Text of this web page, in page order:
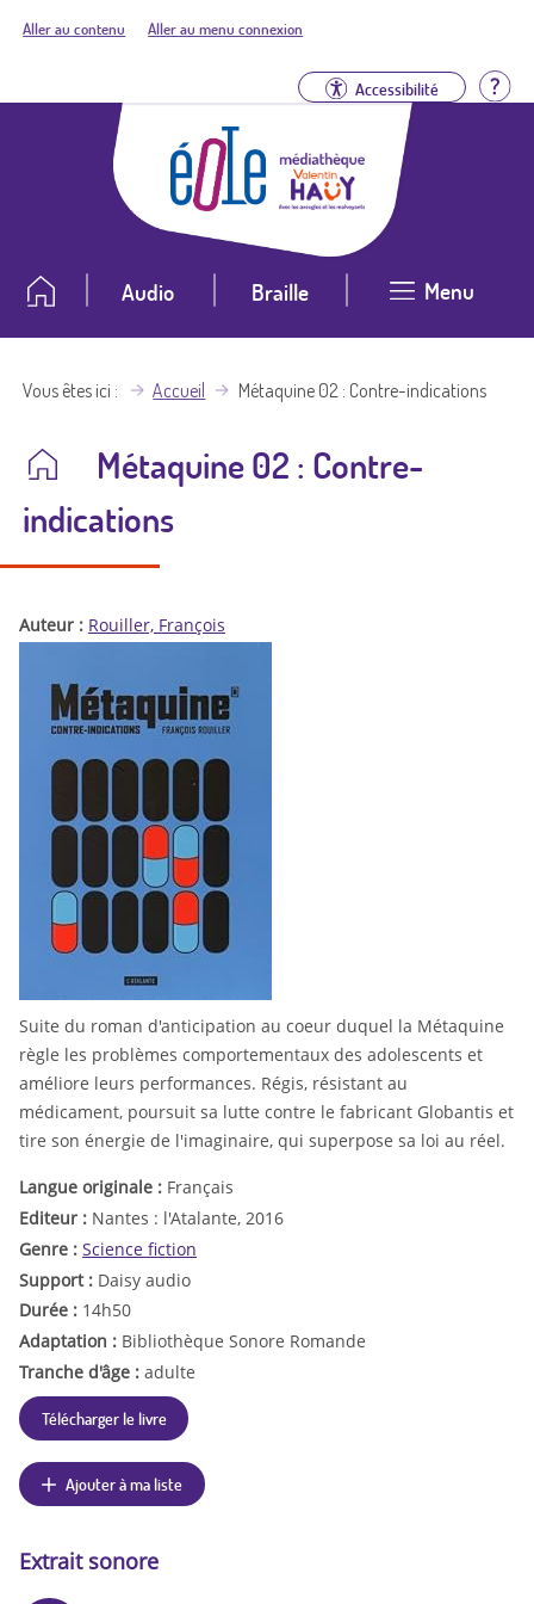
Aller au contenu Aller au menu connexion
Accessibilité
Audio Braille Menu
Vous êtes ici Accueil Métaquine 02 : Contre-indications
Métaquine 02 : Contre-
indications
Auteur : Rouiller, François
Suite du roman d'anticipation au coeur duquel la Métaquine
règle les problèmes comportementaux des adolescents et
améliore leurs performances. Régis, résistant au
médicament, poursuit sa lutte contre le fabricant Globantis et
tire son énergie de l'imaginaire, qui superpose sa loi au réel.
Langue originale : Français
Editeur : Nantes : l'Atalante, 2016
Genre : Science fiction
Support : Daisy audio
Durée : 14h50
Adaptation : Bibliothèque Sonore Romande
Tranche d'âge : adulte
Télécharger le livre
Ajouter à ma liste
Extrait sonore